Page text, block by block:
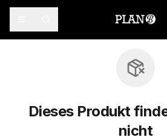
Dieses Produkt
nicht